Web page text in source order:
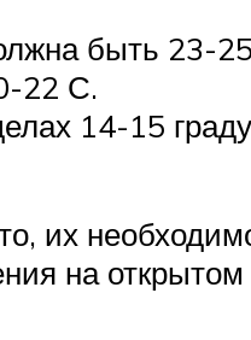
быть 23-
22 С.
14-15
их
на